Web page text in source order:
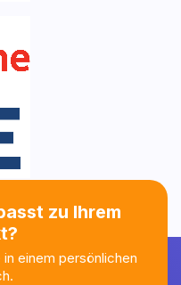
zu Ihrem
einem persönlichen